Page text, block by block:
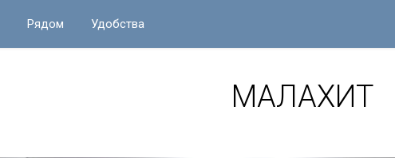
Рядом Удобства
МАЛАХИТ